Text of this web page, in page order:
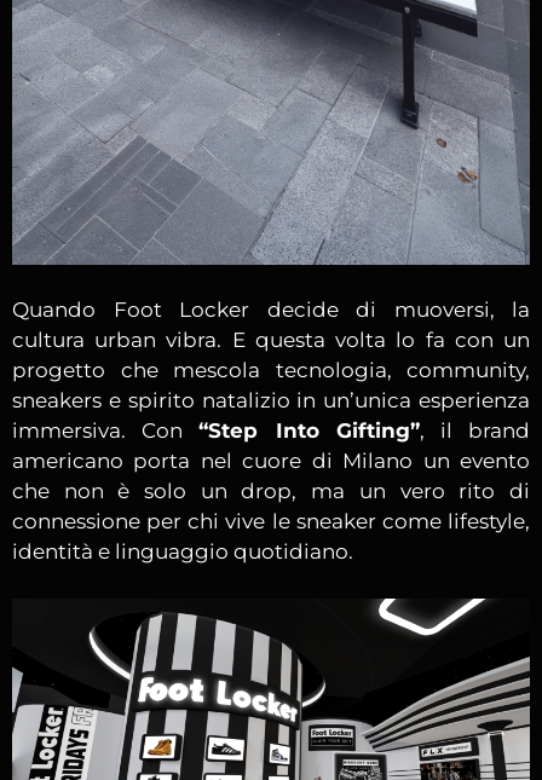
Quando Foot Locker decide di muoversi, la
cultura urban vibra. E questa volta lo fa con un
progetto che mescola tecnologia, community,
sneakers e spirito natalizio in un’unica esperienza
immersiva. Con“Step Into Gifting”, il brand
americano porta nel cuore di Milano un evento
che non è solo un drop, ma un vero rito di
connessione per chi vive le sneaker come lifestyle,
identità e linguaggio quotidiano.